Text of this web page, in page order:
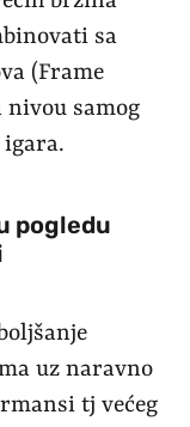
sa
(Frame
nivou samog
pogledu
uz naravno
tj većeg